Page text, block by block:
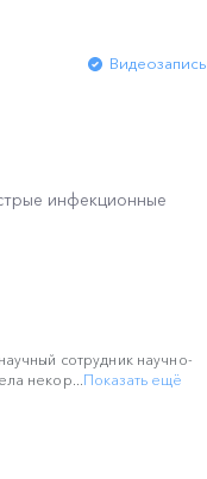
Видеозапись
инфекционные
сотрудник научно-
некор...Показать ещё